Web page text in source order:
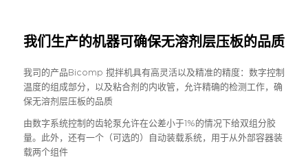
我们生产的机器可确保无溶剂层压板的品质
我司的产品Bicomp 搅拌机具有高灵活以及精准的精度：数字控制
温度的组成部分，以及粘合剂的内收管，允许精确的检测工作，确
保无溶剂层压板的品质
由数字系统控制的齿轮泵允许在公差小于1%的情况下给双组分胶
量。此外，还有一个（可选的）自动装载系统，用于从外部容器装
载两个组件